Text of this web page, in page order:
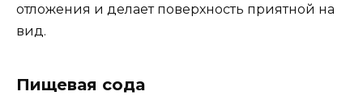
отложения и делает поверхность приятной на
вид.
Пищевая сода